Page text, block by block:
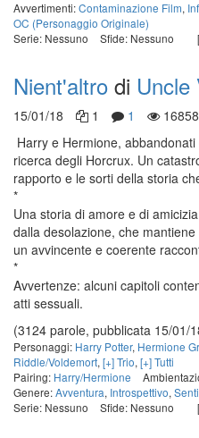
Avvertimenti:Contaminazione Film,
OC (Personaggio Originale)
Serie: Nessuno
Sfide: Nessuno [
Nient'altro di Uncle
15/01/18 1 1 16858
Harry e Hermione,
ricerca degli Horcrux. Un
rapporto e le sorti della storia
*
Una storia di amore e di
dalla desolazione, che
un avvincente e coerente
*
Avvertenze: alcuni capitoli
atti sessuali.
(3124 parole, pubblicata 15/01/
Personaggi: Harry Potter, Hermione
Riddle/Voldemort, [+] Trio, [+] Tutti
Pairing: Harry/Hermione
Genere:Avventura, Introspettivo,
Serie: Nessuno
Sfide: Nessuno [